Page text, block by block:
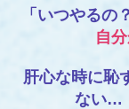
「いつやるの
自
肝心な時に恥
ない…